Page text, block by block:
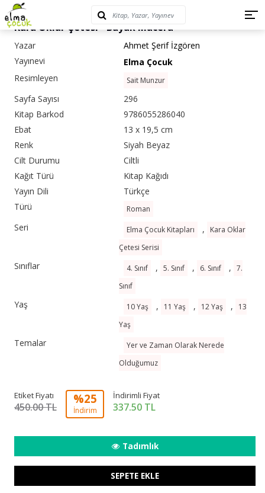
Kara Oklar Çetesi - Büyük Macera
Yazar
Ahmet Şerif İzgören
Yayınevi
Elma Çocuk
Resimleyen
Sait Munzur
Sayfa Sayısı
296
Kitap Barkod
9786055286040
Ebat
13 x 19,5 cm
Renk
Siyah Beyaz
Cilt Durumu
Ciltli
Kağıt Türü
Kitap Kağıdı
Yayın Dili
Türkçe
Türü
Roman
Seri Elma Çocuk Kitapları ,
Kara Oklar
Çetesi Serisi
Sınıflar 4. Sınıf , 5. Sınıf , 6. Sınıf , 7.
Sınıf
Yaş 10 Yaş , 11 Yaş , 12 Yaş ,
13
Yaş
Temalar
Yer ve Zaman Olarak Nerede
Olduğumuz
Etiket Fiyatı
450.00 TL
%25
İndirim
İndirimli Fiyat
337.50 TL
Tadımlık
SEPETE EKLE